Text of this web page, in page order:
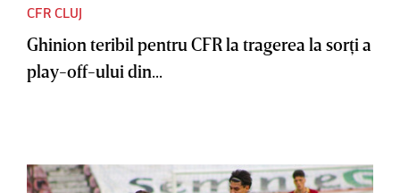
CFR CLUJ
Ghinion teribil pentru CFR la tragerea la sorţi a
play-off-ului din...